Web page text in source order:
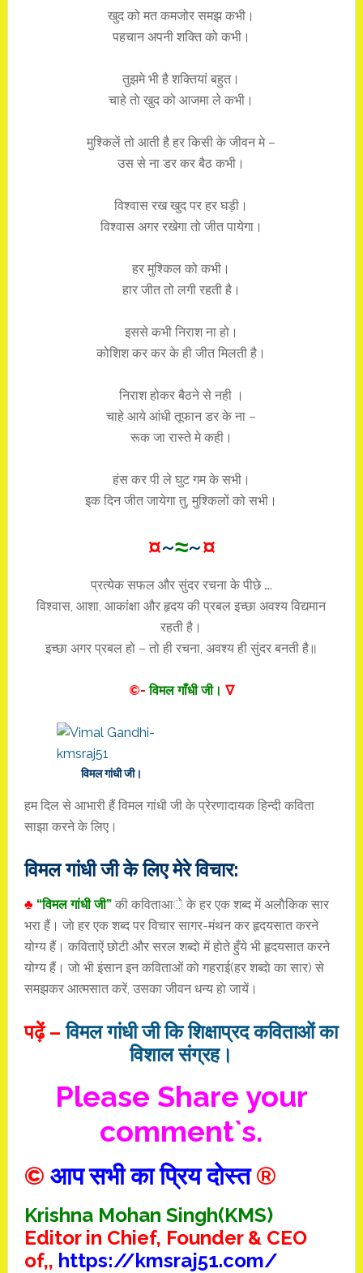
खुद को मत कमजोर समझ कभी।
पहचान अपनी शक्ति को कभी।
तुझमे भी है शक्तियां बहुत।
चाहे ताे खुद को आजमा ले कभी।
मुश्किलें तो आती है हर किसी के जीवन मे –
उस से ना डर कर बैठ कभी।
विश्वास रख खुद पर हर घड़ी।
विश्वास अगर रखेगा तो जीत पायेगा।
हर मुश्किल को कभी।
हार जीत तो लगी रहती है।
इससे कभी निराश ना हो।
कोशिश कर कर के ही जीत मिलती है।
निराश होकर बैठने से नही ।
चाहे आये आंधी तूफान डर के ना –
रूक जा रास्ते मे कही।
हंस कर पी ले घुट गम के सभी।
इक दिन जीत जायेगा तु, मुश्किलों को सभी।
¤~≈~¤
प्रत्येक सफल और सुंदर रचना के पीछे ….
विश्वास, आशा, आकांक्षा और हृदय की प्रबल इच्छा अवश्य विद्यमान
रहती है।
इच्छा अगर प्रबल हो – तो ही रचना, अवश्य ही सुंदर बनती है॥
©- विमल गाँधी जी। ∇
विमल गांधी जी।
हम दिल से आभारी हैं विमल गांधी जी के प्रेरणादायक हिन्दी कविता
साझा करने के लिए।
विमल गांधी जी के लिए मेरे विचार:
♣ “विमल गांधी जी”की कविताआे के हर एक शब्द में अलाैकिक सार
भरा हैं। जाे हर एक शब्द पर विचार सागर-मंथन कर हृदयसात करने
योग्य हैं। कविताऐं छोटी और सरल शब्दाे में हाेते हुँये भी हृदयसात करने
योग्य हैं। जाे भी इंसान इन कविताओं काे गहराई(हर शब्दाे का सार) से
समझकर आत्मसात करें, उसका जीवन धन्य हाे जायें।
पढ़ें – विमल गांधी जी कि शिक्षाप्रद कविताओं का
विशाल संग्रह।
Please Share your
comment`s.
© आप सभी का प्रिय दोस्त®
Krishna Mohan Singh(KMS)
Editor in Chief, Founder & CEO
of,, https://kmsraj51.com/